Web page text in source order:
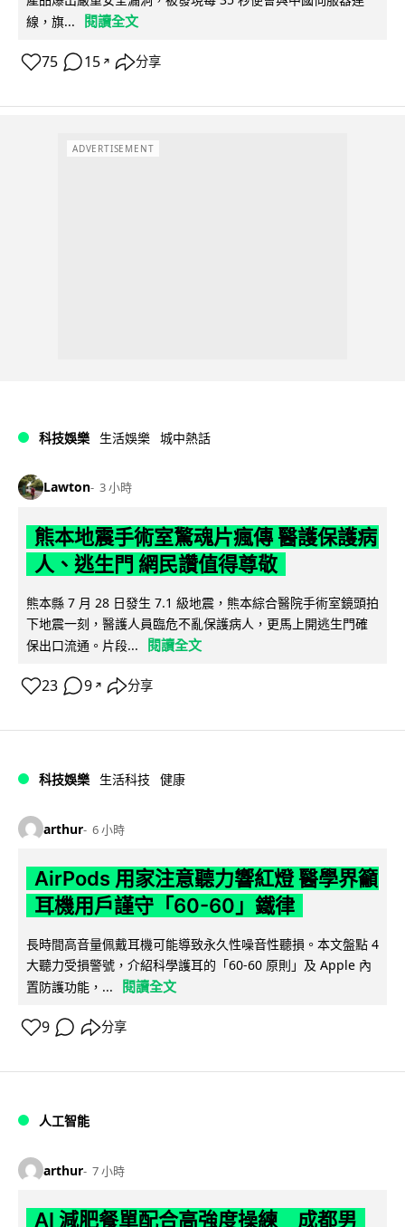
線，旗...
閱讀全文
75 15 ↗ 分享
ADVERTISEMENT
科技娛樂 生活娛樂 城中熱話
Lawton 3 小時
熊本地震手術室驚魂片瘋傳 醫護保護病
人、逃生門 網民讚值得尊敬
熊本縣 7 月 28 日發生 7.1 級地震，熊本綜合醫院手術室鏡頭拍
下地震一刻，醫護人員臨危不亂保護病人，更馬上開逃生門確
保出口流通。片段...
閱讀全文
23 9 ↗ 分享
科技娛樂 生活科技 健康
arthur 6 小時
AirPods 用家注意聽力響紅燈 醫學界籲
耳機用戶謹守「60-60」鐵律
長時間高音量佩戴耳機可能導致永久性噪音性聽損。本文盤點 4
大聽力受損警號，介紹科學護耳的「60-60 原則」及 Apple 內
置防護功能，...
閱讀全文
9 分享
人工智能
arthur 7 小時
AI 減肥餐單配合高強度操練 成都男